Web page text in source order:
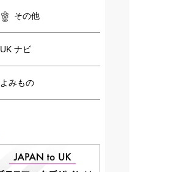
その他
UK ナビ
よみもの